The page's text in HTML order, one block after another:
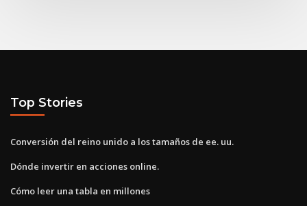
Top Stories
Conversión del reino unido a los tamaños de ee. uu.
Dónde invertir en acciones online.
Cómo leer una tabla en millones